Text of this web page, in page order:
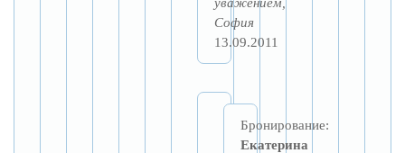
София
13.09.2011
Бронирование:
Екатерина